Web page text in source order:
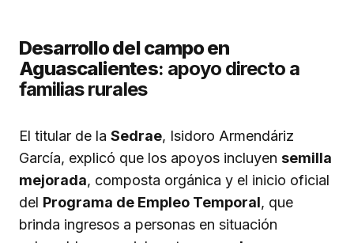
Desarrollo del campo en
Aguascalientes: apoyo directo a
familias rurales
El titular de la Sedrae, Isidoro Armendáriz
García, explicó que los apoyos incluyen semilla
mejorada, composta orgánica y el inicio oficial
del Programa de Empleo Temporal, que
brinda ingresos a personas en situación